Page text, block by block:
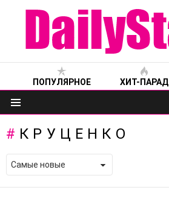
ПОПУЛЯРНОЕ ХИТ-ПАРАД
Меню
КРУЦЕНКО